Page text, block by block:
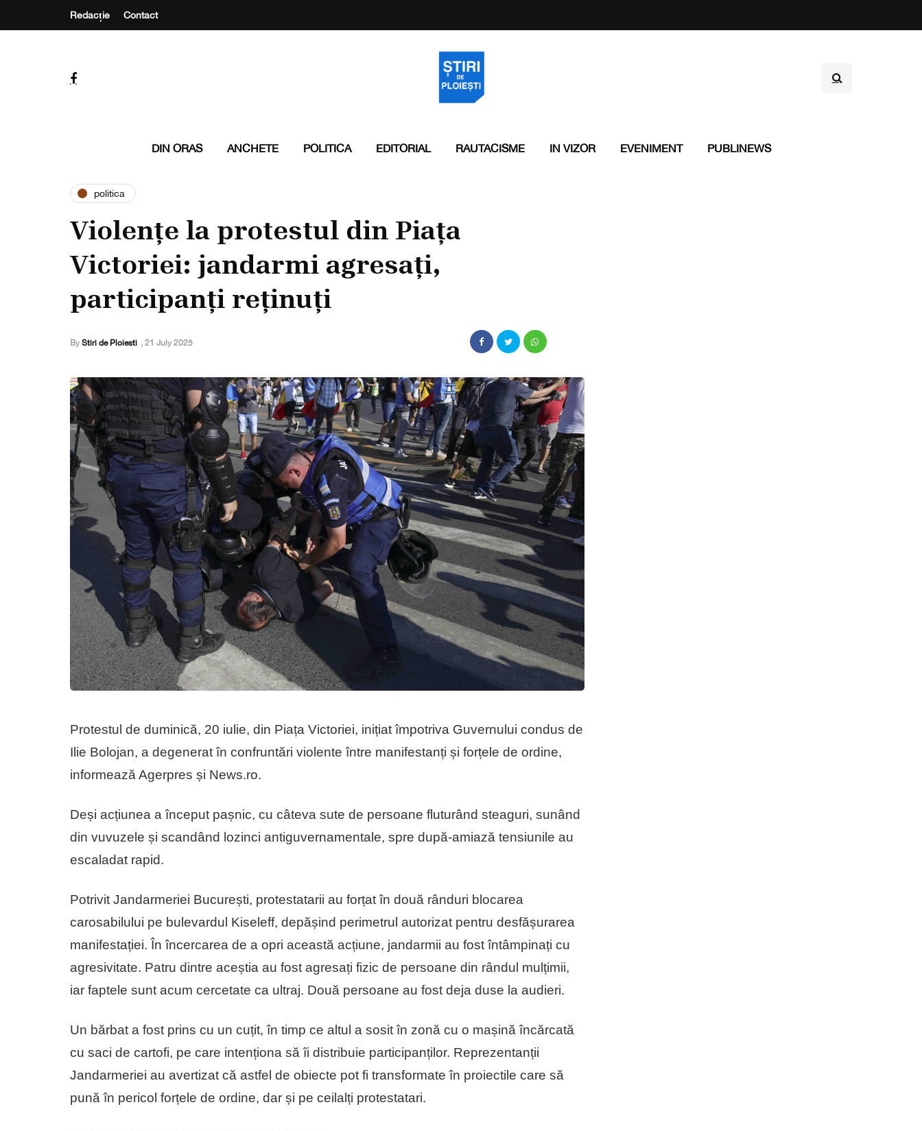
Redacție Contact
DIN ORAS ANCHETE POLITICA EDITORIAL RAUTACISME IN VIZOR EVENIMENT PUBLINEWS
politica
Violențe la protestul din Piața
Victoriei: jandarmi agresați,
participanți reținuți
By Stiri de Ploiesti , 21 July 2025
Protestul de duminică, 20 iulie, din Piața Victoriei, inițiat împotriva Guvernului condus de
Ilie Bolojan, a degenerat în confruntări violente între manifestanți și forțele de ordine,
informează Agerpres și News.ro.
Deși acțiunea a început pașnic, cu câteva sute de persoane fluturând steaguri, sunând
din vuvuzele și scandând lozinci antiguvernamentale, spre după-amiază tensiunile au
escaladat rapid.
Potrivit Jandarmeriei București, protestatarii au forțat în două rânduri blocarea
carosabilului pe bulevardul Kiseleff, depășind perimetrul autorizat pentru desfășurarea
manifestației. În încercarea de a opri această acțiune, jandarmii au fost întâmpinați cu
agresivitate. Patru dintre aceștia au fost agresați fizic de persoane din rândul mulțimii,
iar faptele sunt acum cercetate ca ultraj. Două persoane au fost deja duse la audieri.
Un bărbat a fost prins cu un cuțit, în timp ce altul a sosit în zonă cu o mașină încărcată
cu saci de cartofi, pe care intenționa să îi distribuie participanților. Reprezentanții
Jandarmeriei au avertizat că astfel de obiecte pot fi transformate în proiectile care să
pună în pericol forțele de ordine, dar și pe ceilalți protestatari.